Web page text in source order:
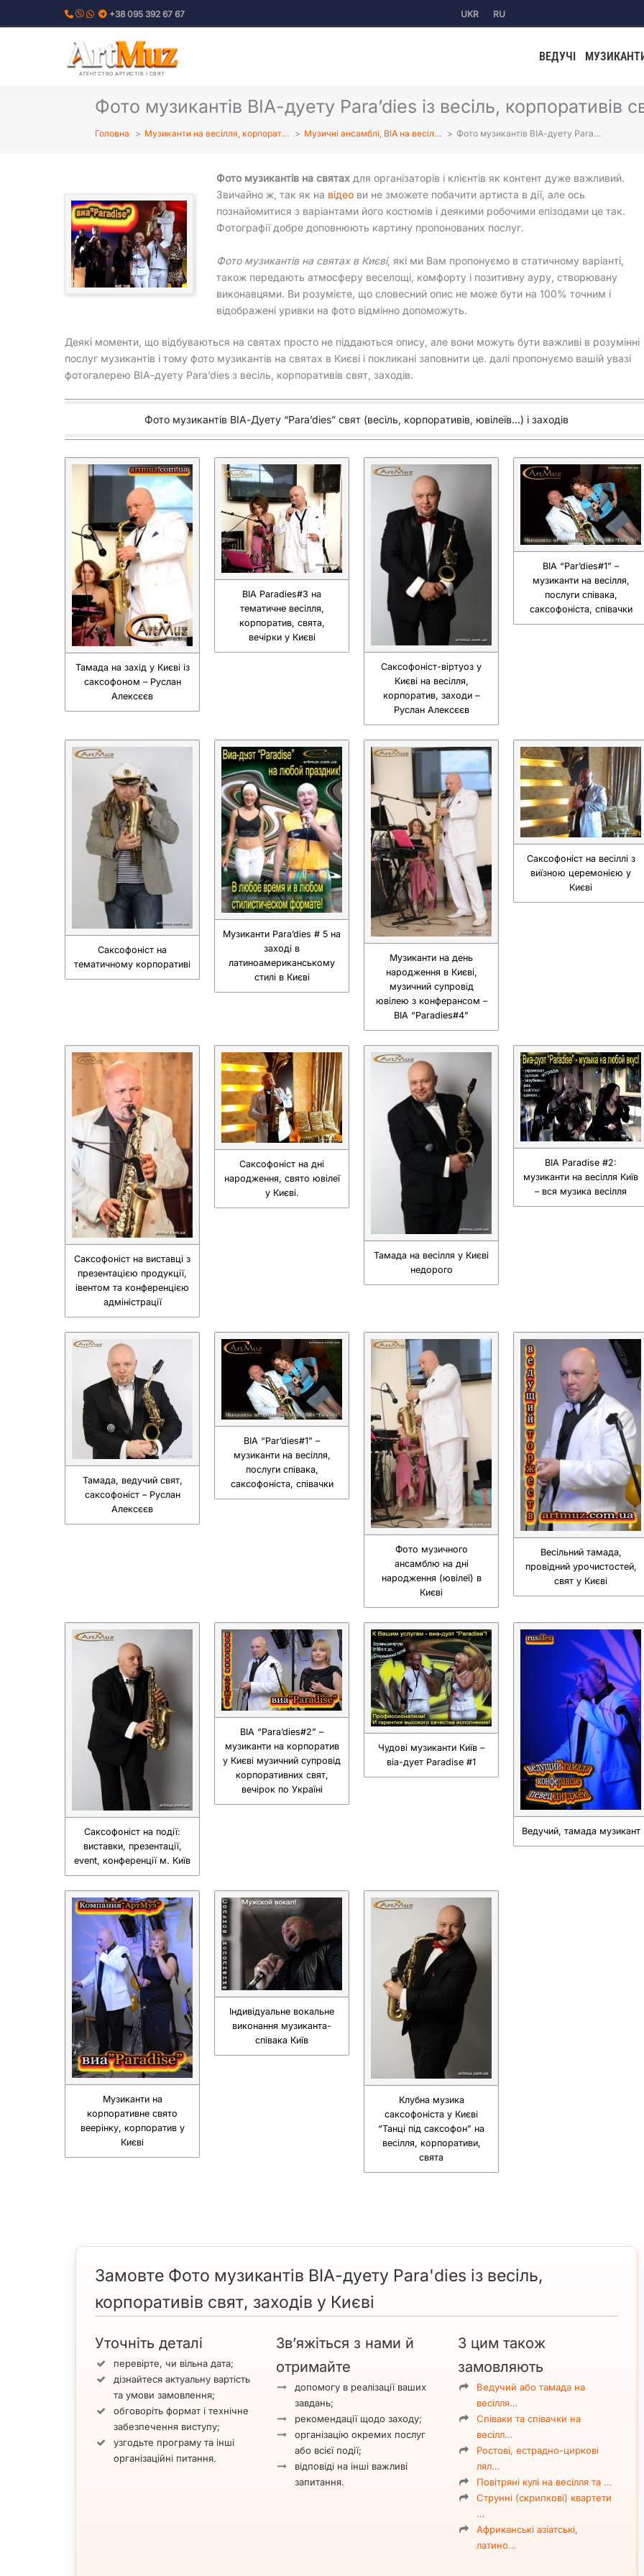
до
+38 095 392 67 67 UKR RU
АГЕНТСТВО АРТИСТІВ І СВЯТ
ВЕДУЧІ
Фото музикантів ВІА-дуету Para’dies із весіль, корпоративів
Головна Музиканти на весілля, корпорат… Музичні ансамблі, ВІА на весіл… Фото музикантів ВІА-дуету Para…
Фото музикантів на святах для організаторів і клієнтів як контент дуже важливий.
Звичайно ж, так як на відео ви не зможете побачити артиста в дії, але ось
познайомитися з варіантами його костюмів і деякими робочими епізодами це так.
Фотографії добре доповнюють картину пропонованих послуг.
Фото музикантів на святах в Києві, які ми Вам пропонуємо в статичному варіанті,
також передають атмосферу веселощі, комфорту і позитивну ауру, створювану
виконавцями. Ви розумієте, що словесний опис не може бути на 100% точним і
відображені уривки на фото відмінно допоможуть.
Деякі моменти, що відбуваються на святах просто не піддаються опису, але вони можуть бути важливі в розумінні
послуг музикантів і тому фото музикантів на святах в Києві і покликані заповнити це. далі пропонуємо вашій увазі
фотогалерею ВІА-дуету Para’dies з весіль, корпоративів свят, заходів.
Фото музикантів ВІА-Дуету “Para’dies” свят (весіль, корпоративів, ювілеїв…) і заходів
Тамада на захід у Києві із
саксофоном – Руслан
Алексєєв
ВІА Paradies#3 на
тематичне весілля,
корпоратив, свята,
вечірки у Києві
Саксофоніст-віртуоз у
Києві на весілля,
корпоратив, заходи –
Руслан Алексєєв
ВІА “Par’dies#1” –
музиканти на весілля,
послуги співака,
саксофоніста, співачки
Саксофоніст на
тематичному корпоративі
Музиканти Para’dies # 5 на
заході в
латиноамериканському
стилі в Києві
Музиканти на день
народження в Києві,
музичний супровід
ювілею з конферансом –
ВІА “Paradies#4”
Саксофоніст на весіллі з
виїзною церемонією у
Києві
Саксофоніст на виставці з
презентацією продукції,
івентом та конференцією
адміністрації
Саксофоніст на дні
народження, свято ювілеї
у Києві.
Тамада на весілля у Києві
недорого
ВІА Paradise #2:
музиканти на весілля Київ
– вся музика весілля
Тамада, ведучий свят,
саксофоніст – Руслан
Алексєєв
ВІА “Par’dies#1” –
музиканти на весілля,
послуги співака,
саксофоніста, співачки
Фото музичного
ансамблю на дні
народження (ювілеї) в
Києві
Весільний тамада,
провідний урочистостей,
свят у Києві
Саксофоніст на події:
виставки, презентації,
event, конференції м. Київ
ВІА “Para’dies#2” –
музиканти на корпоратив
у Києві музичний супровід
корпоративних свят,
вечірок по Україні
Чудові музиканти Київ –
віа-дует Paradise #1
Ведучий, тамада музикант
Музиканти на
корпоративне свято
веерінку, корпоратив у
Києві
Індивідуальне вокальне
виконання музиканта-
співака Київ
Клубна музика
саксофоніста у Києві
“Танці під саксофон” на
весілля, корпоративи,
свята
Замовте Фото музикантів ВІА-дуету Para'dies із весіль,
корпоративів свят, заходів у Києві
Уточніть деталі
перевірте, чи вільна дата;
дізнайтеся актуальну вартість
та умови замовлення;
обговоріть формат і технічне
забезпечення виступу;
узгодьте програму та інші
організаційні питання.
Зв’яжіться з нами й
отримайте
допомогу в реалізації ваших
завдань;
рекомендації щодо заходу;
організацію окремих послуг
або всієї події;
відповіді на інші важливі
запитання.
З цим також
замовляють
Ведучий або тамада на
весілля…
Співаки та співачки на
весілл…
Ростові, естрадно-циркові
лял…
Повітряні кулі на весілля та …
Струнні (скрипкові) квартети
…
Африканські азіатські,
латино…